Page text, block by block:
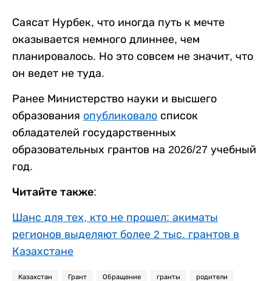
Саясат Нурбек, что иногда путь к мечте
оказывается немного длиннее, чем
планировалось. Но это совсем не значит, что
он ведет не туда.
Ранее Министерство науки и высшего
образования опубликовало список
обладателей государственных
образовательных грантов на 2026/27 учебный
год.
Читайте также:
Шанс для тех, кто не прошел: акиматы
регионов выделяют более 2 тыс. грантов в
Казахстане
Казахстан Грант Обращение гранты родители